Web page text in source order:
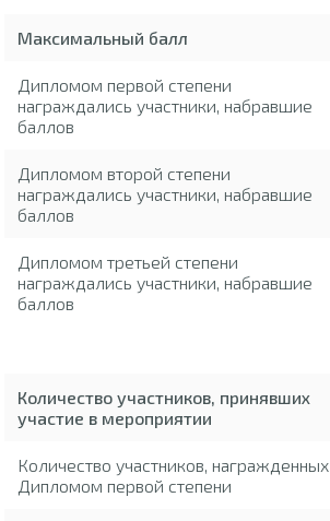
Максимальный балл
Дипломом первой степени
награждались участники, набравшие
баллов
Дипломом второй степени
награждались участники, набравшие
баллов
Дипломом третьей степени
награждались участники, набравшие
баллов
Количество участников, принявших
участие в мероприятии
Количество участников, награжденных
Дипломом первой степени